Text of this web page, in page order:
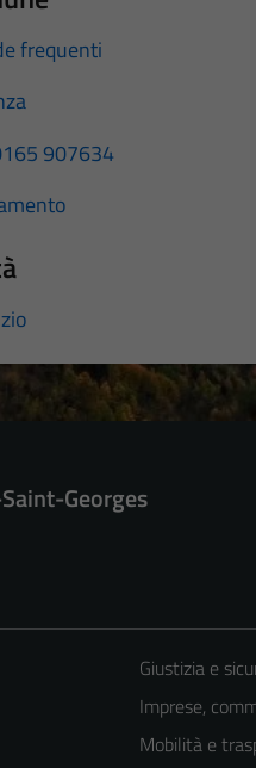
frequenti
907634
Georges
Giustizia e
Imprese,
Mobilità e